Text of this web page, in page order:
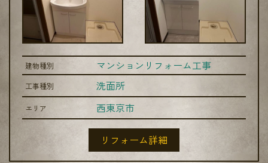
建物種別 マンションリフォーム工事
工事種別 洗面所
エリア 西東京市
リフォーム詳細